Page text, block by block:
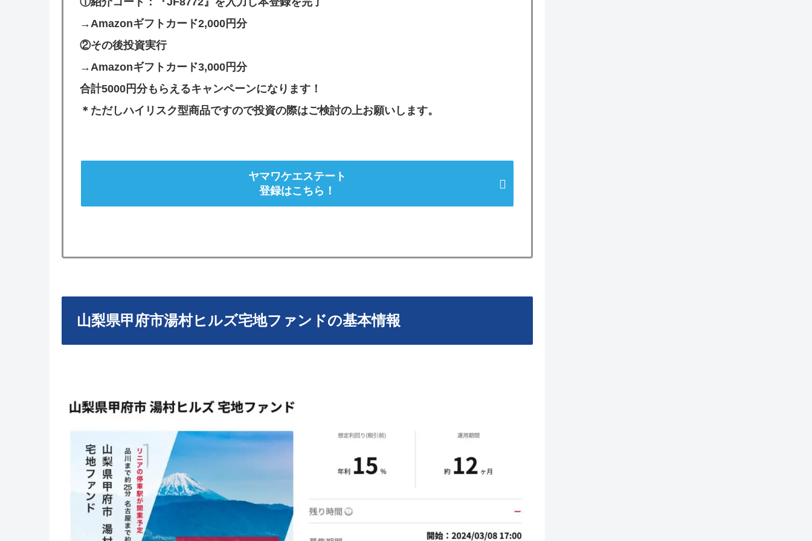
→Amazonギフトカード2,000円分
②その後投資実行
→Amazonギフトカード3,000円分
合計5000円分もらえるキャンペーンになります！
＊ただしハイリスク型商品ですので投資の際はご検討の上お願いします。
ヤマワケエステート
登録はこちら！
山梨県甲府市湯村ヒルズ宅地ファンドの基本情報